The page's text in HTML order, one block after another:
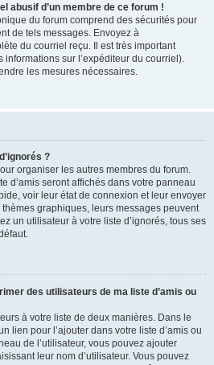
abusif d’un membre de ce forum !
du forum comprend des sécurités pour
de tels messages. Envoyez à
du courriel reçu. Il est très important
informations sur l’expéditeur du courriel).
les mesures nécessaires.
?
organiser les autres membres du forum.
d’amis seront affichés dans votre panneau
voir leur état de connexion et leur envoyer
graphiques, leurs messages peuvent
un utilisateur à votre liste d’ignorés, tous ses
des utilisateurs de ma liste d’amis ou
à votre liste de deux manières. Dans le
lien pour l’ajouter dans votre liste d’amis ou
de l’utilisateur, vous pouvez ajouter
leur nom d’utilisateur. Vous pouvez